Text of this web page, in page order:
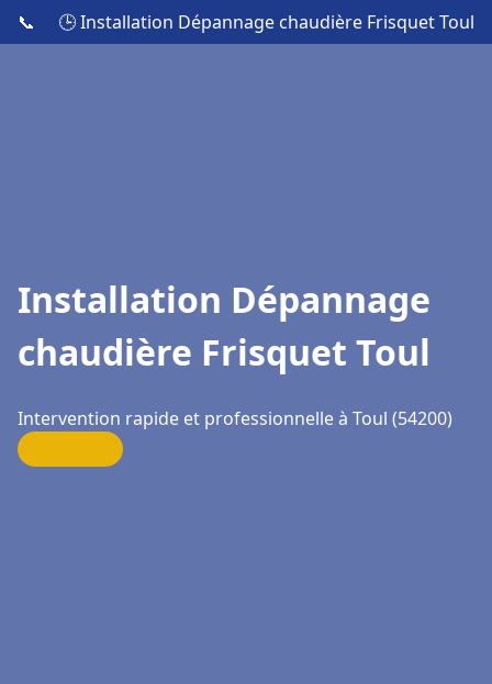
📞 🕒 Installation Dépannage chaudière Frisquet Toul
Installation Dépannage
chaudière Frisquet Toul
Intervention rapide et professionnelle à Toul (54200)